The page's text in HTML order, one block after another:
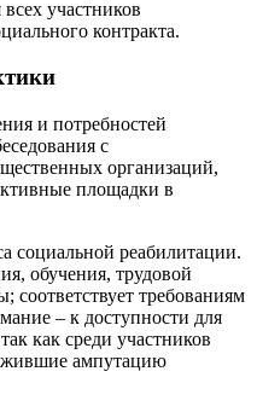
участников
контракта.
и потребностей
с
организаций,
площадки в
социальной реабилитации.
обучения, трудовой
соответствует требованиям
– к доступности для
как среди участников
ампутацию